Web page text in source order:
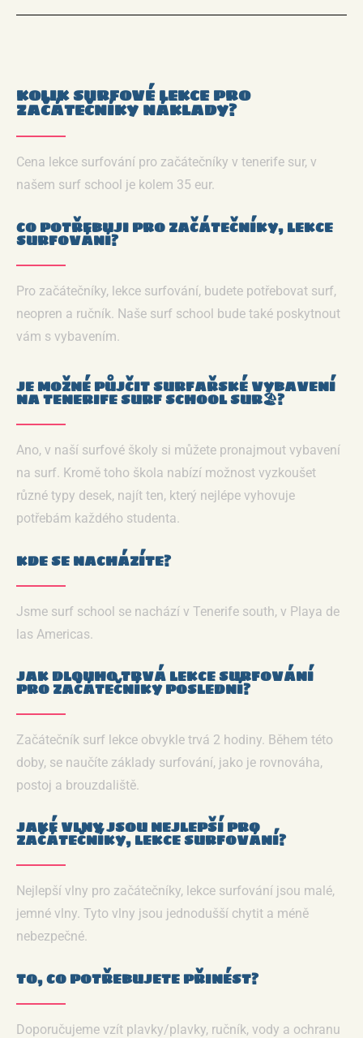
KOLIK SURFOVÉ LEKCE PRO
ZAČÁTEČNÍKY NÁKLADY?
Cena lekce surfování pro začátečníky v tenerife sur, v
našem surf school je kolem 35 eur.
CO POTŘEBUJI PRO ZAČÁTEČNÍKY, LEKCE
SURFOVÁNÍ?
Pro začátečníky, lekce surfování, budete potřebovat surf,
neopren a ručník. Naše surf school bude také poskytnout
vám s vybavením.
JE MOŽNÉ PŮJČIT SURFAŘSKÉ VYBAVENÍ
NA TENERIFE SURF SCHOOL SUR🏖️?
Ano, v naší surfové školy si můžete pronajmout vybavení
na surf. Kromě toho škola nabízí možnost vyzkoušet
různé typy desek, najít ten, který nejlépe vyhovuje
potřebám každého studenta.
KDE SE NACHÁZÍTE?
Jsme surf school se nachází v Tenerife south, v Playa de
las Americas.
JAK DLOUHO TRVÁ LEKCE SURFOVÁNÍ
PRO ZAČÁTEČNÍKY POSLEDNÍ?
Začátečník surf lekce obvykle trvá 2 hodiny. Během této
doby, se naučíte základy surfování, jako je rovnováha,
postoj a brouzdaliště.
JAKÉ VLNY JSOU NEJLEPŠÍ PRO
ZAČÁTEČNÍKY, LEKCE SURFOVÁNÍ?
Nejlepší vlny pro začátečníky, lekce surfování jsou malé,
jemné vlny. Tyto vlny jsou jednodušší chytit a méně
nebezpečné.
TO, CO POTŘEBUJETE PŘINÉST?
Doporučujeme vzít plavky/plavky, ručník, vody a ochranu